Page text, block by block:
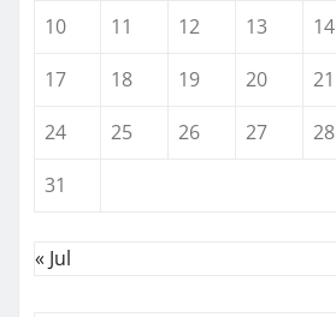
10
11 12 13 14
17
18 19 20 21
24
25 26 27 28
31
« Jul